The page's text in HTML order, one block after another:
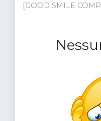
[GOOD SMILE